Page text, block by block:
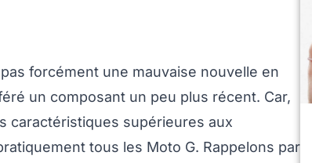
forcément une mauvaise nouvelle en
un composant un peu plus récent. Car,
caractéristiques supérieures aux
tous les Moto G. Rappelons par